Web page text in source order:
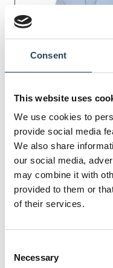
Consent
This website uses
We use cookies to
provide social media
We also share
our social media,
may combine it with
provided to them or
of their services.
Selection
Necessary
Willem
Willem is een
maar ook
kennis op alle
bedrijven,
gebied van